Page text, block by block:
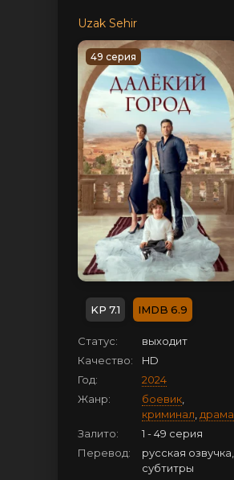
Uzak Sehir
49 серия
7.1 6.9
Статус:
выходит
Качество:
HD
Год:
2024
Жанр:
боевик
криминал драма
Залито:
1 - 49 серия
Перевод:
русская озвучка,
субтитры